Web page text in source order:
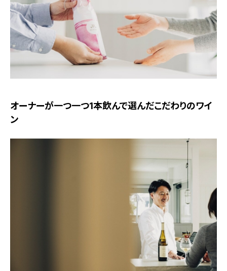
オーナーが一つ一つ1本飲んで選んだこだわりのワイ
ン